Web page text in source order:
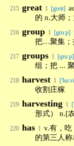
215 great 1 [greit]
的 n.大师
216 group 1 [gru:p]
把…聚集；
217 groups 1 [ɡruːp]
组；把 ...
218 harvest 1
收割庄稼
219 harvesting 1
形式） n.[
220 has 1 v.有，吃
的第三人